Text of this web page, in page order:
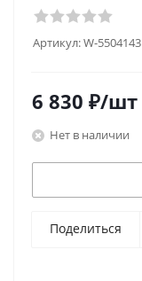
Артикул:W-5504143
6 830 ₽/шт
Нет в наличии
Поделиться